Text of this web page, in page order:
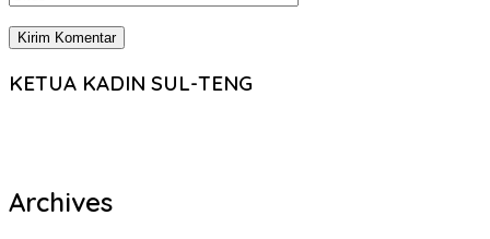
KETUA KADIN SUL-TENG
Archives